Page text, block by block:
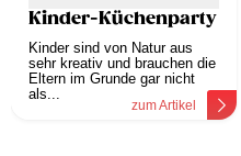
Kinder-Küchenparty
Kinder sind von Natur aus
sehr kreativ und brauchen die
Eltern im Grunde gar nicht
als...
zum Artikel